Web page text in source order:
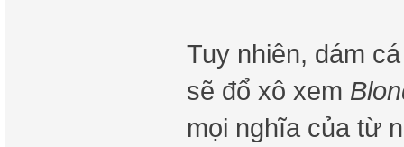
Tuy nhiên, dám
sẽ đổ xô xem
mọi nghĩa của từ